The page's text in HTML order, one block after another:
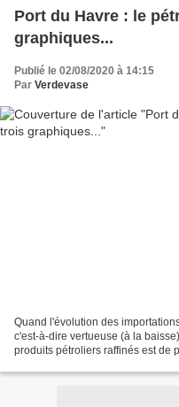
Port du Havre : le
graphiques...
Publié le 02/08/2020 à 14:15
Par Verdevase
Quand l'évolution des
c'est-à-dire vertueuse (à la
produits pétroliers raffinés est de